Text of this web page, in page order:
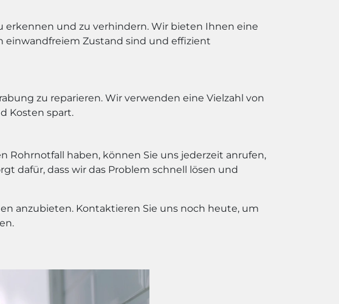
erkennen und zu verhindern. Wir bieten Ihnen eine
einwandfreiem Zustand sind und effizient
zu reparieren. Wir verwenden eine Vielzahl von
Kosten spart.
Rohrnotfall haben, können Sie uns jederzeit anrufen,
dafür, dass wir das Problem schnell lösen und
anzubieten. Kontaktieren Sie uns noch heute, um